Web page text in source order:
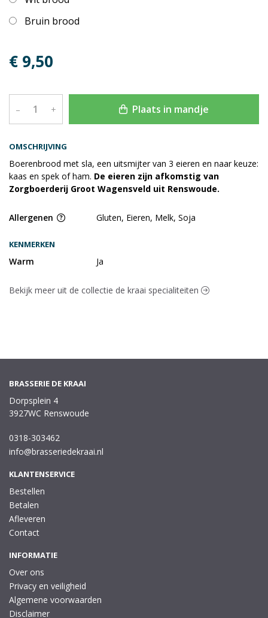
OMSCHRIJVING
Boerenbrood met sla, een uitsmijter van 3 eieren en naar keuze:
kaas en spek of ham. De eieren zijn afkomstig van
Zorgboerderij Groot Wagensveld uit Renswoude.
Bruin brood
€ 9,50
– + Plaats in mandje
Allergenen Gluten, Eieren, Melk, Soja
KENMERKEN
Warm Ja
Bekijk meer uit de collectie de kraai specialiteiten
BRASSERIE DE KRAAI
Dorpsplein 4
3927WC Renswoude
0318-303462
info@brasseriedekraai.nl
KLANTENSERVICE
Bestellen
Betalen
Afleveren
Contact
INFORMATIE
Over ons
Privacy en veiligheid
Algemene voorwaarden
Disclaimer